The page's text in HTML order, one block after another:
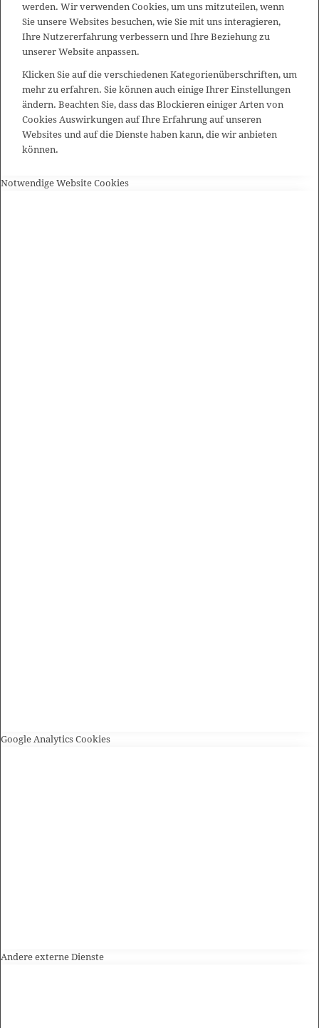
werden. Wir verwenden Cookies, um uns mitzuteilen, wenn
Sie unsere Websites besuchen, wie Sie mit uns interagieren,
Ihre Nutzererfahrung verbessern und Ihre Beziehung zu
unserer Website anpassen.
Klicken Sie auf die verschiedenen Kategorienüberschriften, um
mehr zu erfahren. Sie können auch einige Ihrer Einstellungen
ändern. Beachten Sie, dass das Blockieren einiger Arten von
Cookies Auswirkungen auf Ihre Erfahrung auf unseren
Websites und auf die Dienste haben kann, die wir anbieten
können.
Notwendige Website Cookies
Google Analytics Cookies
Andere externe Dienste